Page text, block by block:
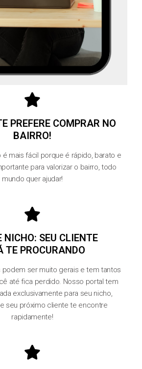
PREFERE COMPRAR NO
BAIRRO!
é mais fácil porque é rápido, barato e
para valorizar o bairro, todo
mundo quer ajudar!
NICHO: SEU CLIENTE
TE PROCURANDO
podem ser muito gerais e tem tantos
até fica perdido. Nosso portal tem
exclusivamente para seu nicho,
seu próximo cliente te encontre
rapidamente!